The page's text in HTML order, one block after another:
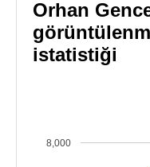
Orhan
istatistiği
8,000